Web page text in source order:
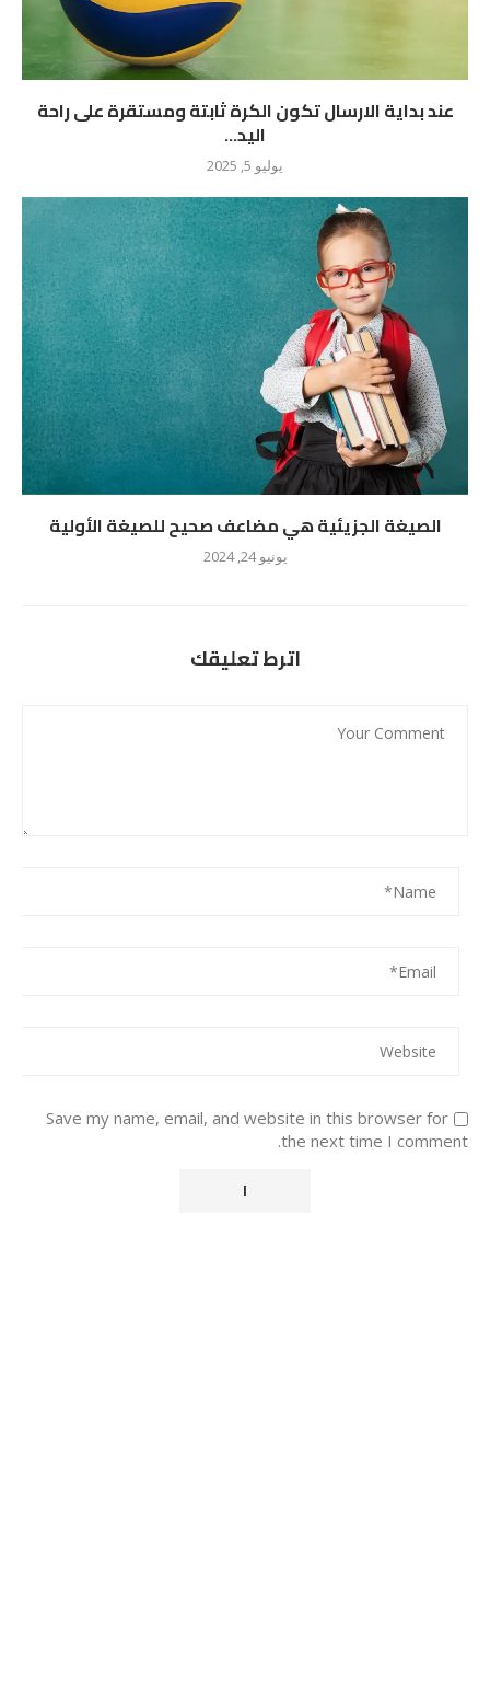
عند بداية الارسال تكون الكرة ثابتة ومستقرة على راحة
اليد...
يوليو 5, 2025
الصيغة الجزيئية هي مضاعف صحيح للصيغة الأولية
يونيو 24, 2024
اترط تعليقك
Save my name, email, and website in this browser for
the next time I comment.